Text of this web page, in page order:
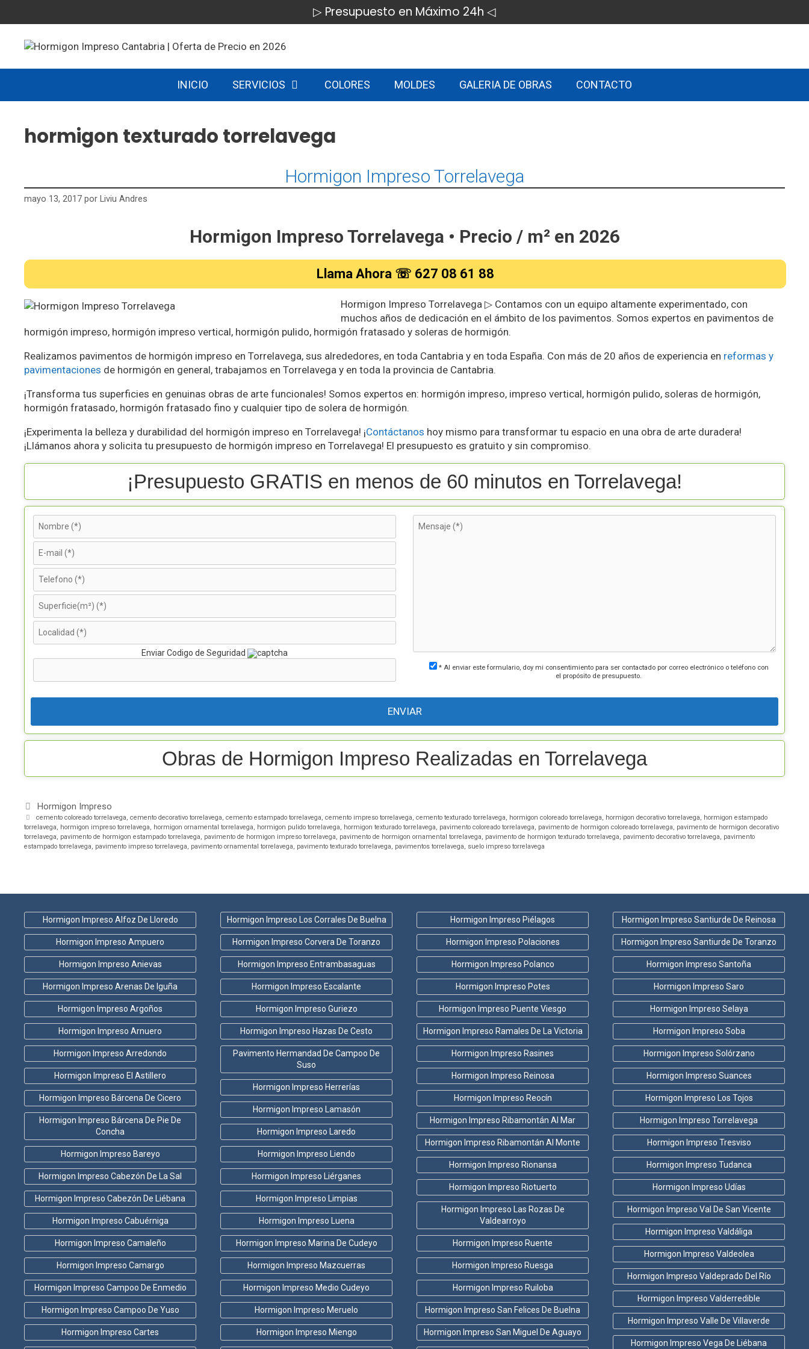
▷ Presupuesto en Máximo 24h ◁
INICIO SERVICIOS COLORES MOLDES GALERIA DE OBRAS CONTACTO
hormigon texturado torrelavega
Hormigon Impreso Torrelavega
mayo 13, 2017 por Liviu Andres
Hormigon Impreso Torrelavega • Precio / m² en 2026
Llama Ahora ☏ 627 08 61 88
Hormigon Impreso Torrelavega ▷ Contamos con un equipo altamente experimentado, con
muchos años de dedicación en el ámbito de los pavimentos. Somos expertos en pavimentos de
hormigón impreso, hormigón impreso vertical, hormigón pulido, hormigón fratasado y soleras de hormigón.
Realizamos pavimentos de hormigón impreso en Torrelavega, sus alrededores, en toda Cantabria y en toda España. Con más de 20 años de experiencia en reformas y
pavimentaciones de hormigón en general, trabajamos en Torrelavega y en toda la provincia de Cantabria.
¡Transforma tus superficies en genuinas obras de arte funcionales! Somos expertos en: hormigón impreso, impreso vertical, hormigón pulido, soleras de hormigón,
hormigón fratasado, hormigón fratasado fino y cualquier tipo de solera de hormigón.
¡Experimenta la belleza y durabilidad del hormigón impreso en Torrelavega! ¡Contáctanos hoy mismo para transformar tu espacio en una obra de arte duradera!
¡Llámanos ahora y solicita tu presupuesto de hormigón impreso en Torrelavega! El presupuesto es gratuito y sin compromiso.
¡Presupuesto GRATIS en menos de 60 minutos en Torrelavega!
o
p
o
v
a
Enviar Codigo de Seguridad
* Al enviar este formulario, doy mi consentimiento para ser contactado por correo electrónico o teléfono con
el propósito de presupuesto.
Obras de Hormigon Impreso Realizadas en Torrelavega
Categorías
Hormigon Impreso
Etiquetas
cemento coloreado torrelavega, cemento decorativo torrelavega, cemento estampado torrelavega, cemento impreso torrelavega, cemento texturado torrelavega, hormigon coloreado torrelavega, hormigon decorativo torrelavega, hormigon estampado
torrelavega, hormigon impreso torrelavega, hormigon ornamental torrelavega, hormigon pulido torrelavega, hormigon texturado torrelavega, pavimento coloreado torrelavega, pavimento de hormigon coloreado torrelavega, pavimento de hormigon decorativo
torrelavega, pavimento de hormigon estampado torrelavega, pavimento de hormigon impreso torrelavega, pavimento de hormigon ornamental torrelavega, pavimento de hormigon texturado torrelavega, pavimento decorativo torrelavega, pavimento
estampado torrelavega, pavimento impreso torrelavega, pavimento ornamental torrelavega, pavimento texturado torrelavega, pavimentos torrelavega, suelo impreso torrelavega
Hormigon Impreso Alfoz De Lloredo
Hormigon Impreso Ampuero
Hormigon Impreso Anievas
Hormigon Impreso Arenas De Iguña
Hormigon Impreso Argoños
Hormigon Impreso Arnuero
Hormigon Impreso Arredondo
Hormigon Impreso El Astillero
Hormigon Impreso Bárcena De Cicero
Hormigon Impreso Bárcena De Pie De
Concha
Hormigon Impreso Bareyo
Hormigon Impreso Cabezón De La Sal
Hormigon Impreso Cabezón De Liébana
Hormigon Impreso Cabuérniga
Hormigon Impreso Camaleño
Hormigon Impreso Camargo
Hormigon Impreso Campoo De Enmedio
Hormigon Impreso Campoo De Yuso
Hormigon Impreso Cartes
Hormigon Impreso Los Corrales De Buelna
Hormigon Impreso Corvera De Toranzo
Hormigon Impreso Entrambasaguas
Hormigon Impreso Escalante
Hormigon Impreso Guriezo
Hormigon Impreso Hazas De Cesto
Pavimento Hermandad De Campoo De
Suso
Hormigon Impreso Herrerías
Hormigon Impreso Lamasón
Hormigon Impreso Laredo
Hormigon Impreso Liendo
Hormigon Impreso Liérganes
Hormigon Impreso Limpias
Hormigon Impreso Luena
Hormigon Impreso Marina De Cudeyo
Hormigon Impreso Mazcuerras
Hormigon Impreso Medio Cudeyo
Hormigon Impreso Meruelo
Hormigon Impreso Miengo
Hormigon Impreso Piélagos
Hormigon Impreso Polaciones
Hormigon Impreso Polanco
Hormigon Impreso Potes
Hormigon Impreso Puente Viesgo
Hormigon Impreso Ramales De La Victoria
Hormigon Impreso Rasines
Hormigon Impreso Reinosa
Hormigon Impreso Reocín
Hormigon Impreso Ribamontán Al Mar
Hormigon Impreso Ribamontán Al Monte
Hormigon Impreso Rionansa
Hormigon Impreso Riotuerto
Hormigon Impreso Las Rozas De
Valdearroyo
Hormigon Impreso Ruente
Hormigon Impreso Ruesga
Hormigon Impreso Ruiloba
Hormigon Impreso San Felices De Buelna
Hormigon Impreso San Miguel De Aguayo
Hormigon Impreso Santiurde De Reinosa
Hormigon Impreso Santiurde De Toranzo
Hormigon Impreso Santoña
Hormigon Impreso Saro
Hormigon Impreso Selaya
Hormigon Impreso Soba
Hormigon Impreso Solórzano
Hormigon Impreso Suances
Hormigon Impreso Los Tojos
Hormigon Impreso Torrelavega
Hormigon Impreso Tresviso
Hormigon Impreso Tudanca
Hormigon Impreso Udías
Hormigon Impreso Val De San Vicente
Hormigon Impreso Valdáliga
Hormigon Impreso Valdeolea
Hormigon Impreso Valdeprado Del Río
Hormigon Impreso Valderredible
Hormigon Impreso Valle De Villaverde
Hormigon Impreso Vega De Liébana